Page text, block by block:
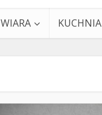
WIARA KUCHNIA